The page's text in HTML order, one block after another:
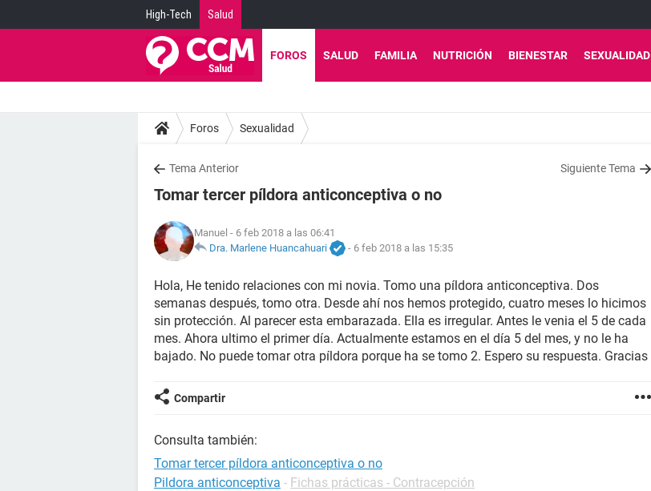
High-Tech Salud
FOROS SALUD FAMILIA NUTRICIÓN BIENESTAR SEXUALIDAD
Foros Sexualidad
Tema Anterior Siguiente Tema
Tomar tercer píldora anticonceptiva o no
Manuel - 6 feb 2018 a las 06:41
Dra. Marlene Huancahuari
- 6 feb 2018 a las 15:35
Hola, He tenido relaciones con mi novia. Tomo una píldora anticonceptiva. Dos
semanas después, tomo otra. Desde ahí nos hemos protegido, cuatro meses lo hicimos
sin protección. Al parecer esta embarazada. Ella es irregular. Antes le venia el 5 de cada
mes. Ahora ultimo el primer día. Actualmente estamos en el día 5 del mes, y no le ha
bajado. No puede tomar otra píldora porque ha se tomo 2. Espero su respuesta. Gracias
Compartir
Consulta también:
Tomar tercer píldora anticonceptiva o no
Pildora anticonceptiva - Fichas prácticas - Contracepción